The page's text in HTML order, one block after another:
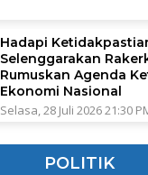
Hadapi
Selenggarakan
Rumuskan Agenda
Ekonomi Nasional
Selasa, 28 Juli 2026 21:30
POLITIK